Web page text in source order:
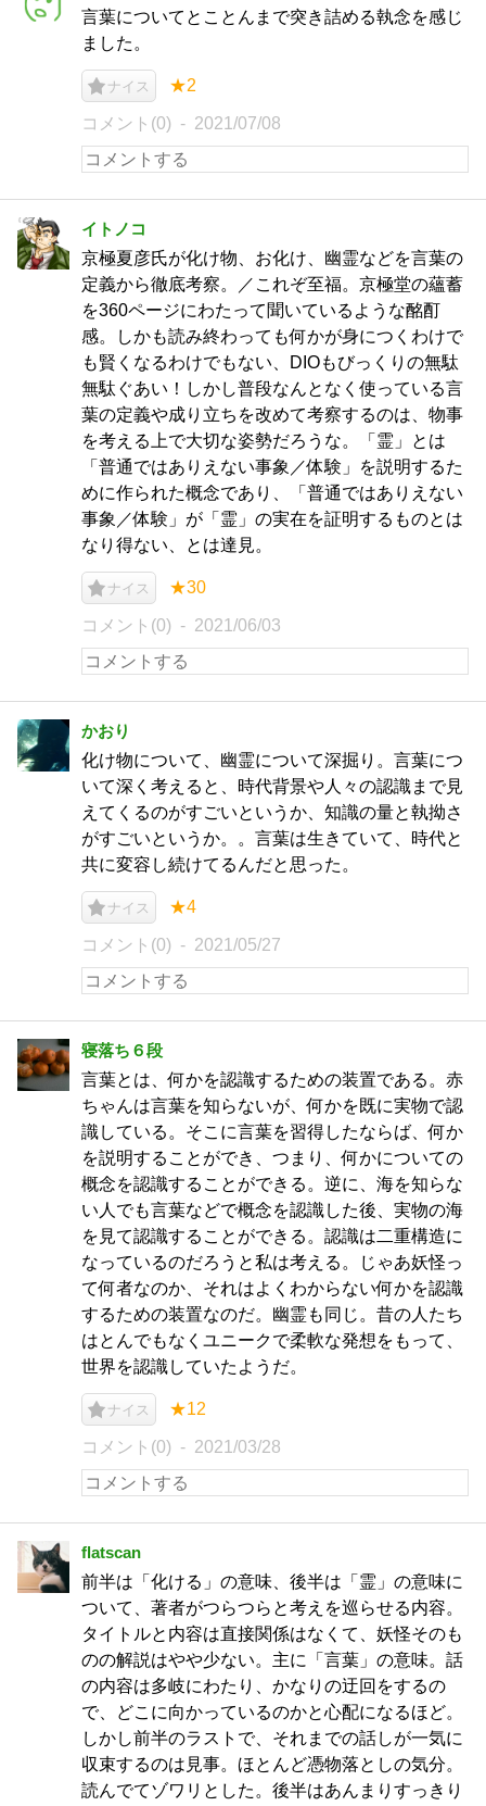
言葉についてとことんまで突き詰める執念を感じ
ました。
ナイス ★2
コメント(0) 2021/07/08
イトノコ
京極夏彦氏が化け物、お化け、幽霊などを言葉の
定義から徹底考察。／これぞ至福。京極堂の蘊蓄
を360ページにわたって聞いているような酩酊
感。しかも読み終わっても何かが身につくわけで
も賢くなるわけでもない、DIOもびっくりの無駄
無駄ぐあい！しかし普段なんとなく使っている言
葉の定義や成り立ちを改めて考察するのは、物事
を考える上で大切な姿勢だろうな。「霊」とは
「普通ではありえない事象／体験」を説明するた
めに作られた概念であり、「普通ではありえない
事象／体験」が「霊」の実在を証明するものとは
なり得ない、とは達見。
ナイス ★30
コメント(0) 2021/06/03
かおり
化け物について、幽霊について深掘り。言葉につ
いて深く考えると、時代背景や人々の認識まで見
えてくるのがすごいというか、知識の量と執拗さ
がすごいというか。。言葉は生きていて、時代と
共に変容し続けてるんだと思った。
ナイス ★4
コメント(0) 2021/05/27
寝落ち６段
言葉とは、何かを認識するための装置である。赤
ちゃんは言葉を知らないが、何かを既に実物で認
識している。そこに言葉を習得したならば、何か
を説明することができ、つまり、何かについての
概念を認識することができる。逆に、海を知らな
い人でも言葉などで概念を認識した後、実物の海
を見て認識することができる。認識は二重構造に
なっているのだろうと私は考える。じゃあ妖怪っ
て何者なのか、それはよくわからない何かを認識
するための装置なのだ。幽霊も同じ。昔の人たち
はとんでもなくユニークで柔軟な発想をもって、
世界を認識していたようだ。
ナイス ★12
コメント(0) 2021/03/28
flatscan
前半は「化ける」の意味、後半は「霊」の意味に
ついて、著者がつらつらと考えを巡らせる内容。
タイトルと内容は直接関係はなくて、妖怪そのも
のの解説はやや少ない。主に「言葉」の意味。話
の内容は多岐にわたり、かなりの迂回をするの
で、どこに向かっているのかと心配になるほど。
しかし前半のラストで、それまでの話しが一気に
収束するのは見事。ほとんど憑物落としの気分。
読んでてゾワリとした。後半はあんまりすっきり